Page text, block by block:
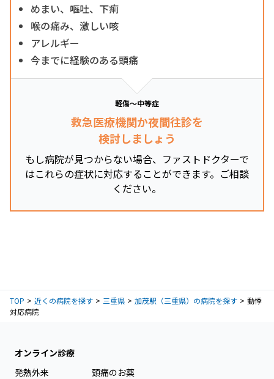
めまい、嘔吐、下痢
喉の痛み、激しい咳
アレルギー
今までに経験のある頭痛
軽傷～中等症
救急医療機関か夜間往診を
検討しましょう
もし病院が見つからない場合、ファストドクターで
はこれらの症状に対応することができます。ご相談
ください。
TOP 近くの病院を探す 三重県 加茂駅（三重県）の病院を探す
動悸
対応病院
オンライン診療
発熱外来
頭痛のお薬